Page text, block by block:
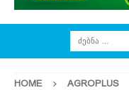
HOME AGROPLUS